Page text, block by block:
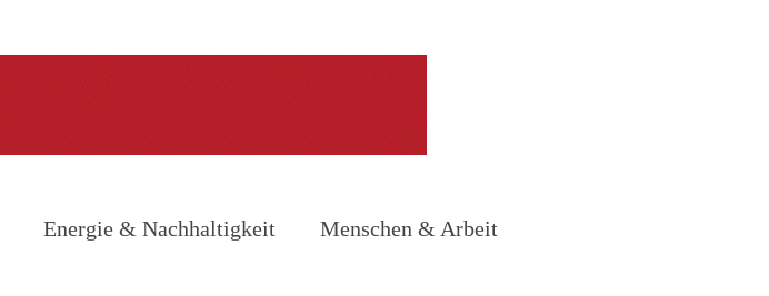
Energie & Nachhaltigkeit
Menschen & Arbeit